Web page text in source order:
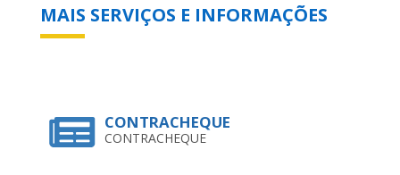
MAIS SERVIÇOS E INFORMAÇÕES
CONTRACHEQUE
CONTRACHEQUE